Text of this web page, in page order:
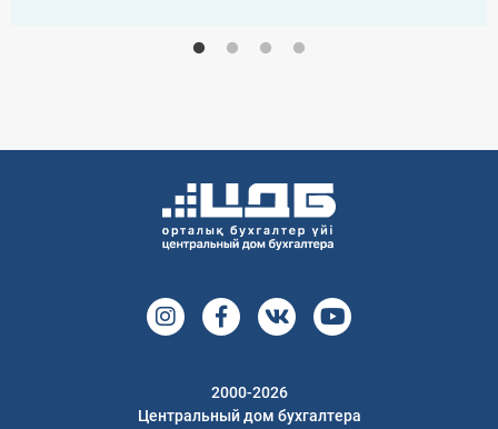
2000-2026
Центральный дом бухгалтера